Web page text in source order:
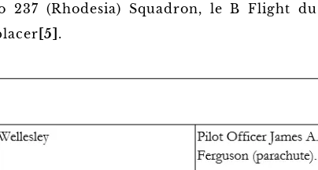
(Rhodesia) Squadron, le B Flight
[5] .